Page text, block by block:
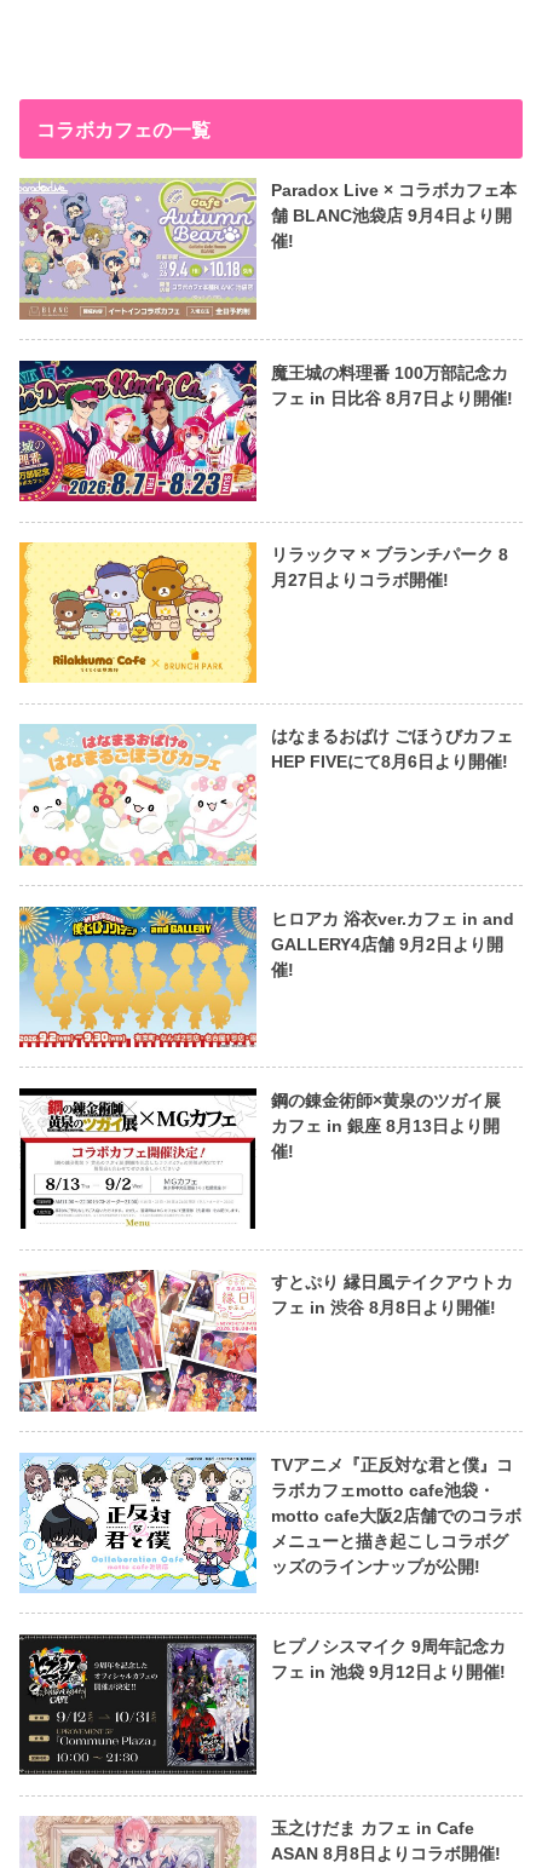
コラボカフェの一覧
Paradox Live × コラボカフェ本
舗 BLANC池袋店 9月4日より開
催!
魔王城の料理番 100万部記念カ
フェ in 日比谷 8月7日より開催!
リラックマ × ブランチパーク 8
月27日よりコラボ開催!
はなまるおばけ ごほうびカフェ
HEP FIVEにて8月6日より開催!
ヒロアカ 浴衣ver.カフェ in and
GALLERY4店舗 9月2日より開
催!
鋼の錬金術師×黄泉のツガイ展
カフェ in 銀座 8月13日より開
催!
すとぷり 縁日風テイクアウトカ
フェ in 渋谷 8月8日より開催!
TVアニメ『正反対な君と僕』コ
ラボカフェmotto cafe池袋・
motto cafe大阪2店舗でのコラボ
メニューと描き起こしコラボグ
ッズのラインナップが公開!
ヒプノシスマイク 9周年記念カ
フェ in 池袋 9月12日より開催!
玉之けだま カフェ in Cafe
ASAN 8月8日よりコラボ開催!